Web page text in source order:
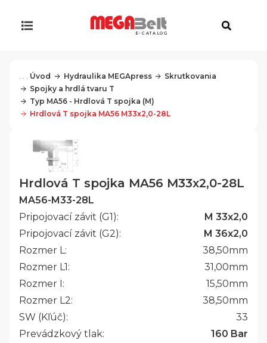
E-CATALOG
. . . Úvod Hydraulika MEGApress
Skrutkovania
Spojky a hrdlá tvaru T
Typ MA56 - Hrdlová T spojka (M)
Hrdlová T spojka MA56 M33x2,0-28L
Hrdlová T spojka MA56 M33x2,0-28L
MA56-M33-28L
Pripojovací závit (G1):
M 33x2,0
Pripojovací závit (G2):
M 36x2,0
Rozmer L:
38,50mm
Rozmer L1:
31,00mm
Rozmer I:
15,50mm
Rozmer L2:
38,50mm
SW (Kľúč):
33
Prevádzkový tlak:
160 Bar